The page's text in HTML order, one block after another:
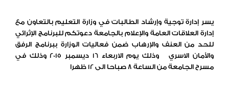
يسر إدارة توجية وإرشاد الطالبات في وزارة التعليم بالتعاون مع
إدارة العلاقات العامة والإعلام بالجامعة دعوتكم للبرنامج الإثرائي
للحد من العنف والإرهاب ضمن فعاليات الوزارة ببرنامج الرفق
والأمان الاسري وذلك يوم الاربعاء 16 ديسمبر 2015 وذلك في
مسرح الجامعة من الساعة 8 صباحا الى 12 ظهرا